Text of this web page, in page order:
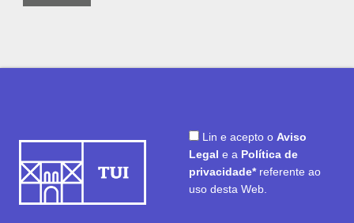
Lin e acepto o Aviso
Legal e a Política de
privacidade* referente ao
uso desta Web.